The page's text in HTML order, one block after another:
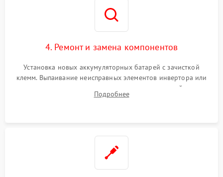
4. Ремонт и замена компонентов
Установка новых аккумуляторных батарей с зачисткой
клемм. Выпаивание неисправных элементов инвертора или
цепи зарядки и монтаж новых радиодеталей.
Восстановление поврежденных токоведущих дорожек и
Подробнее